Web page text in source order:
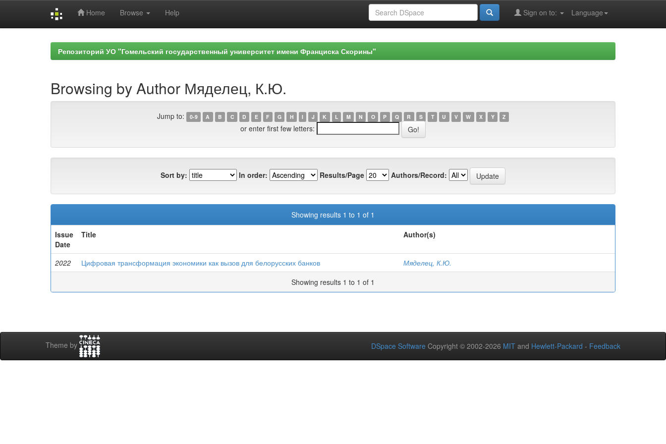
Home Browse Help Language
Sign on to:
Репозиторий УО "Гомельский государственный университет имени Франциска Скорины"
Browsing by Author Мяделец, К.Ю.
Jump to: 0-9 A B C D E F G H I J K L M N O P Q R S T U V W X Y Z
or enter first few letters:
Sort by: In order: Results/Page Authors/Record:
Showing results 1 to 1 of 1
Issue
Date
Title Author(s)
2022 Цифровая трансформация экономики как вызов для белорусских банков
Мяделец, К.Ю.
Showing results 1 to 1 of 1
Theme by DSpace Software Copyright © 2002-2026 MIT and Hewlett-Packard - Feedback